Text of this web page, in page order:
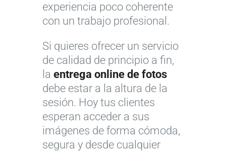
experiencia poco coherente
con un trabajo profesional.
Si quieres ofrecer un servicio
de calidad de principio a fin,
la entrega online de fotos
debe estar a la altura de la
sesión. Hoy tus clientes
esperan acceder a sus
imágenes de forma cómoda,
segura y desde cualquier